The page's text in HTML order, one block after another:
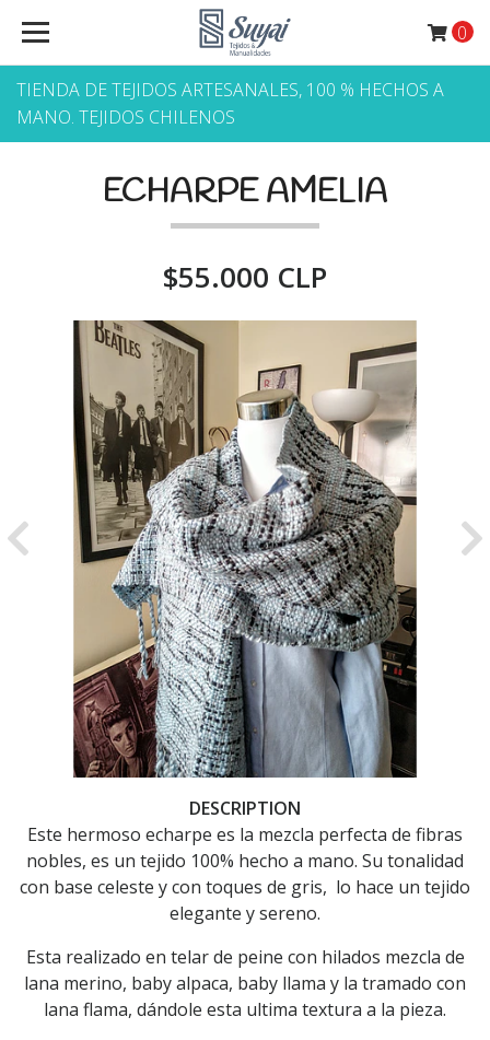
TIENDA DE TEJIDOS ARTESANALES, 100 % HECHOS A
MANO. TEJIDOS CHILENOS
0
ECHARPE AMELIA
$55.000 CLP
Previous
DESCRIPTION
Este hermoso echarpe es la mezcla perfecta de fibras
nobles, es un tejido 100% hecho a mano. Su tonalidad
con base celeste y con toques de gris, lo hace un tejido
elegante y sereno.
Esta realizado en telar de peine con hilados mezcla de
lana merino, baby alpaca, baby llama y la tramado con
lana flama, dándole esta ultima textura a la pieza.